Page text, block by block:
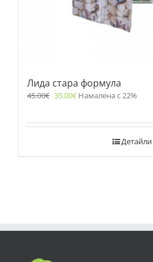
Лида стара формула
45.00€ 35.00€ Намалена с 22%
Детайли